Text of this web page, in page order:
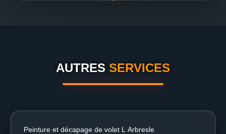
AUTRES SERVICES
Peinture et décapage de volet L Arbresle